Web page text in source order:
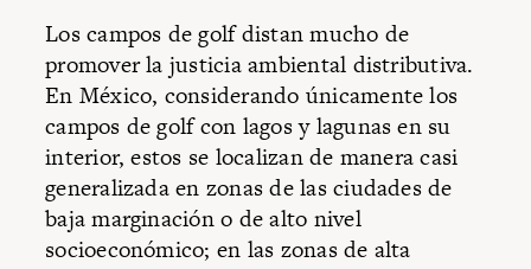
Los campos de golf distan mucho de
promover la justicia ambiental distributiva.
En México, considerando únicamente los
campos de golf con lagos y lagunas en su
interior, estos se localizan de manera casi
generalizada en zonas de las ciudades de
baja marginación o de alto nivel
socioeconómico; en las zonas de alta